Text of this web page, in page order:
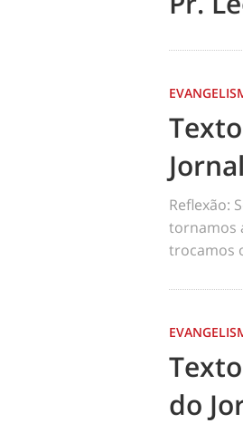
Reflexão:
tornamos
trocamos
do